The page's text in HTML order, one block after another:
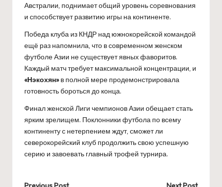
Австралии, поднимает общий уровень соревнования
и способствует развитию игры на континенте.
Победа клуба из КНДР над южнокорейской командой
ещё раз напомнила, что в современном женском
футболе Азии не существует явных фаворитов.
Каждый матч требует максимальной концентрации, и
«Нэкохян»в полной мере продемонстрировала
готовность бороться до конца.
Финал женской Лиги чемпионов Азии обещает стать
ярким зрелищем. Поклонники футбола по всему
континенту с нетерпением ждут, сможет ли
северокорейский клуб продолжить свою успешную
серию и завоевать главный трофей турнира.